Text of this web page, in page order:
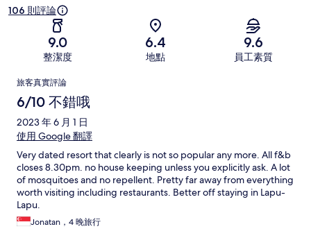
106 則評論
9.0
整潔度
6.4
地點
9.6
員工素質
評
論
旅客真實評論
6/10 不錯哦
2023 年 6 月 1 日
使用 Google 翻譯
Very dated resort that clearly is not so popular any more. All f&b
closes 8.30pm. no house keeping unless you explicitly ask. A lot
of mosquitoes and no repellent. Pretty far away from everything
worth visiting including restaurants. Better off staying in Lapu-
Lapu.
Jonatan，4 晚旅行